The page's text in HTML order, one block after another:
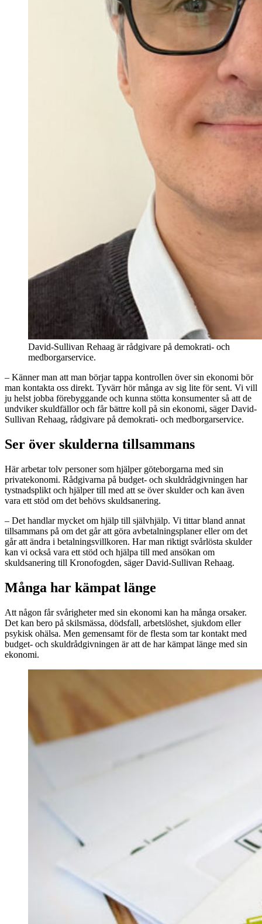
David-Sullivan Rehaag är rådgivare på demokrati- och
medborgarservice.
– Känner man att man börjar tappa kontrollen över sin ekonomi bör
man kontakta oss direkt. Tyvärr hör många av sig lite för sent. Vi vill
ju helst jobba förebyggande och kunna stötta konsumenter så att de
undviker skuldfällor och får bättre koll på sin ekonomi, säger David-
Sullivan Rehaag, rådgivare på demokrati- och medborgarservice.
Ser över skulderna tillsammans
Här arbetar tolv personer som hjälper göteborgarna med sin
privatekonomi. Rådgivarna på budget- och skuldrådgivningen har
tystnadsplikt och hjälper till med att se över skulder och kan även
vara ett stöd om det behövs skuldsanering.
– Det handlar mycket om hjälp till självhjälp. Vi tittar bland annat
tillsammans på om det går att göra avbetalningsplaner eller om det
går att ändra i betalningsvillkoren. Har man riktigt svårlösta skulder
kan vi också vara ett stöd och hjälpa till med ansökan om
skuldsanering till Kronofogden, säger David-Sullivan Rehaag.
Många har kämpat länge
Att någon får svårigheter med sin ekonomi kan ha många orsaker.
Det kan bero på skilsmässa, dödsfall, arbetslöshet, sjukdom eller
psykisk ohälsa. Men gemensamt för de flesta som tar kontakt med
budget- och skuldrådgivningen är att de har kämpat länge med sin
ekonomi.